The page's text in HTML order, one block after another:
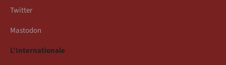
Twitter
Mastodon
L’Internationale